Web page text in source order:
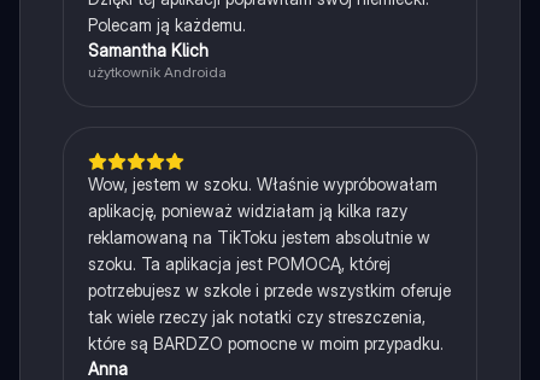
Polecam ją każdemu.
Samantha Klich
użytkownik Androida
Wow, jestem w szoku. Właśnie wypróbowałam
aplikację, ponieważ widziałam ją kilka razy
reklamowaną na TikToku jestem absolutnie w
szoku. Ta aplikacja jest POMOCĄ, której
potrzebujesz w szkole i przede wszystkim oferuje
tak wiele rzeczy jak notatki czy streszczenia,
które są BARDZO pomocne w moim przypadku.
Anna